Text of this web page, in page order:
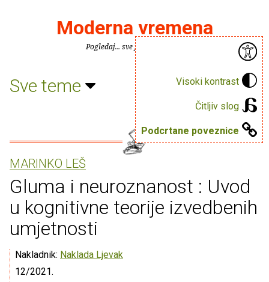
Visoki kontrast
Čitljiv slog
Podcrtane poveznice
Moderna vremena
Pogledaj... sve je puno knjiga.
Sve teme
MARINKO LEŠ
Gluma i neuroznanost : Uvod
u kognitivne teorije izvedbenih
umjetnosti
Nakladnik: Naklada Ljevak
12/2021.